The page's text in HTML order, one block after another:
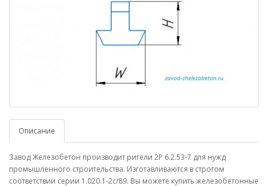
Описание
Завод Железобетон производит ригели 2Р 6.2.53-7 для нужд
промышленного строительства. Изготавливаются в строгом
соответствии серии 1.020.1-2с/89. Вы можете купить железобетонные